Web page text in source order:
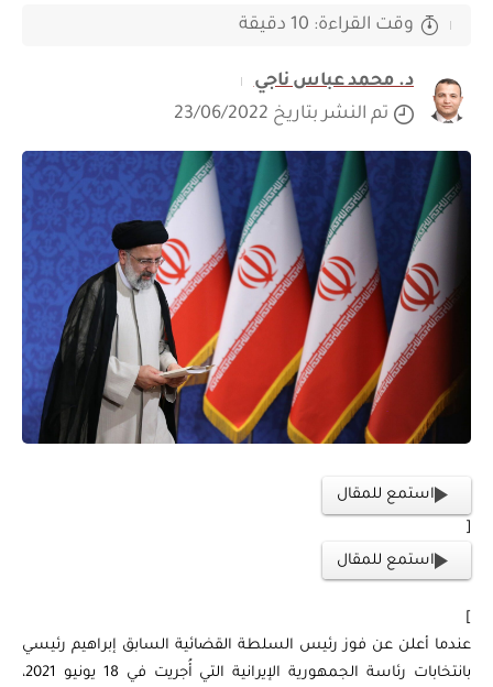
د. محمد عباس ناجي
تم النشر بتاريخ 23/06/2022
وقت القراءة: 10 دقيقة
استمع للمقال
استمع للمقال
عندما أعلن عن فوز رئيس السلطة القضائية السابق إبراهيم رئيسي
بانتخابات رئاسة الجمهورية الإيرانية التي أُجريت في 18 يونيو 2021،